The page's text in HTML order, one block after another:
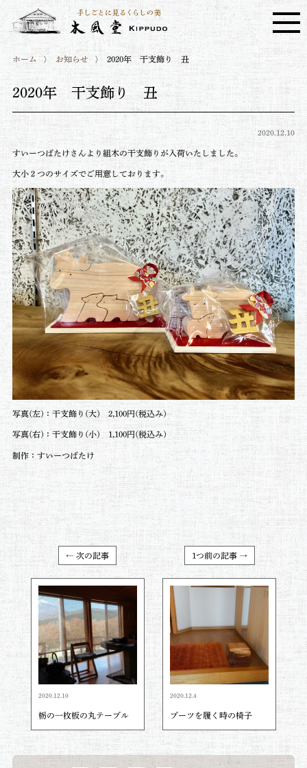
ホーム お知らせ 2020年 干支飾り 丑
2020年 干支飾り 丑
2020.12.10
すいーつばたけさんより組木の干支飾りが入荷いたしました。
大小２つのサイズでご用意しております。
写真(左)：干支飾り(大) 2,100円(税込み)
写真(右)：干支飾り(小) 1,100円(税込み)
制作：すいーつばたけ
← 次の記事
2020.12.10
栃の一枚板の丸テーブル
1つ前の記事 →
2020.12.4
ブーツを履く時の椅子